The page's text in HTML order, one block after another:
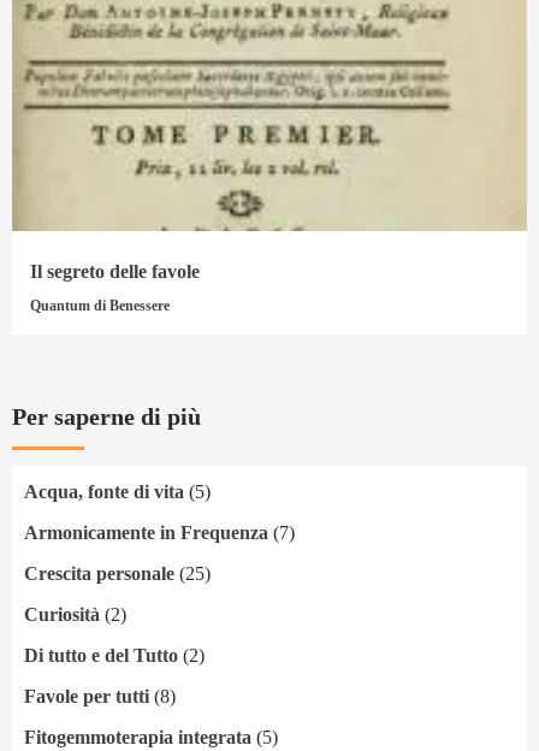
Il segreto delle favole
Quantum di Benessere
Per saperne di più
Acqua, fonte di vita (5)
Armonicamente in Frequenza (7)
Crescita personale (25)
Curiosità (2)
Di tutto e del Tutto (2)
Favole per tutti (8)
Fitogemmoterapia integrata (5)